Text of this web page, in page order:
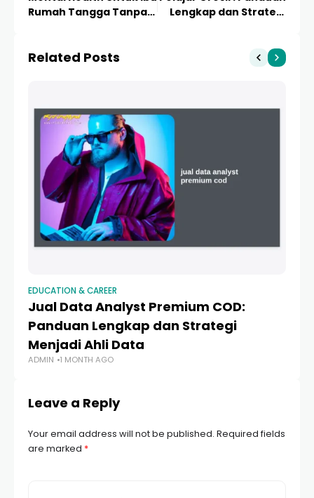
Rumah Tangga Tanpa
Lengkap dan Strategi
Related Posts
EDUCATION & CAREER
Jual Data Analyst Premium COD:
Panduan Lengkap dan Strategi
Menjadi Ahli Data
ADMIN 1 MONTH AGO
Leave a Reply
Your email address will not be published. Required fields
are marked *